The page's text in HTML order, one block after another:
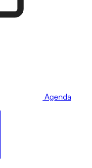
Agenda